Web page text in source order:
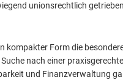
unionsrechtlich
kompakter Form die
nach einer
und Finanzverwaltung